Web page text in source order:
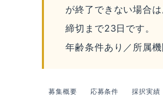
が終了できない場合
締切まで23日です。
年齢条件あり／所属
募集概要 応募条件 採択実績